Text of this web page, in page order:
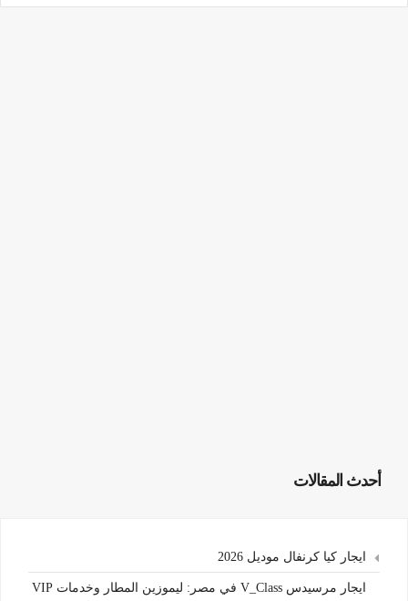
أحدث المقالات
ايجار كيا كرنفال موديل 2026
ايجار مرسيدس V_Class في مصر: ليموزين المطار وخدمات VIP